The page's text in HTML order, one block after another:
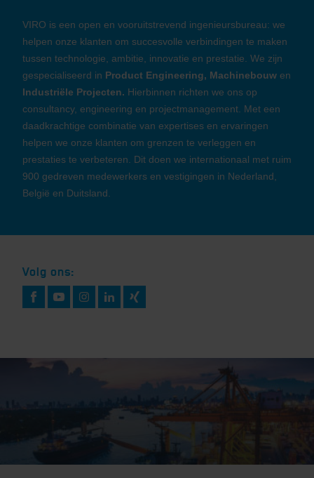
VIRO is een open en vooruitstrevend ingenieursbureau: we
helpen onze klanten om succesvolle verbindingen te maken
tussen technologie, ambitie, innovatie en prestatie. We zijn
gespecialiseerd in Product Engineering, Machinebouw en
Industriële Projecten. Hierbinnen richten we ons op
consultancy, engineering en projectmanagement. Met een
daadkrachtige combinatie van expertises en ervaringen
helpen we onze klanten om grenzen te verleggen en
prestaties te verbeteren. Dit doen we internationaal met ruim
900 gedreven medewerkers en vestigingen in Nederland,
België en Duitsland.
Volg ons: